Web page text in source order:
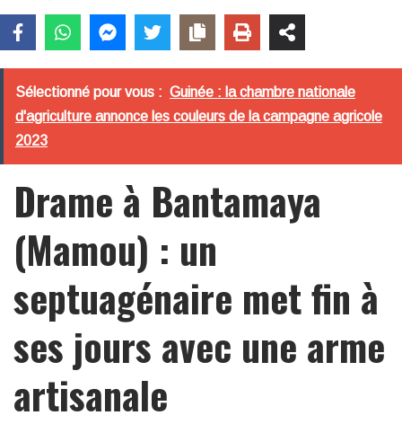
Sélectionné pour vous : Guinée : la chambre nationale
d'agriculture annonce les couleurs de la campagne agricole
2023
Drame à Bantamaya
(Mamou) : un
septuagénaire met fin à
ses jours avec une arme
artisanale